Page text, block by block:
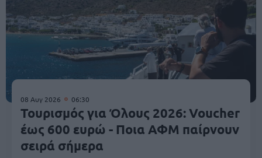
08 Αυγ 2026 06:30
Τουρισμός για Όλους 2026: Voucher
έως 600 ευρώ - Ποια ΑΦΜ παίρνουν
σειρά σήμερα